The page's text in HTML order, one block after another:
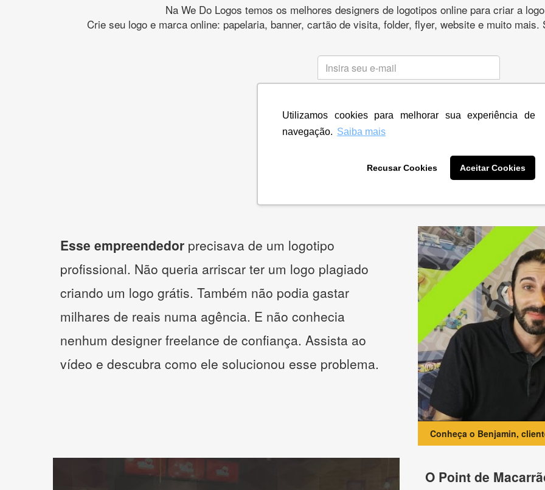
Utilizamos cookies para melhorar sua experiência de
navegação. Saiba mais
Recusar Cookies Aceitar Cookies
Na We Do Logos temos os melhores designers de logotipos online para criar a
Crie seu logo e marca online: papelaria, banner, cartão de visita, folder, flyer, website e muito
* Prometemos não compartilhar e utilizar seus dados para enviar
qualquer tipo de SPAM. Confira as
Esse empreendedor precisava de um logotipo
profissional. Não queria arriscar ter um logo plagiado
criando um logo grátis. Também não podia gastar
milhares de reais numa agência. E não conhecia
nenhum designer freelance de confiança. Assista ao
vídeo e descubra como ele solucionou esse problema.
Conheça o Benjamin,
O Point de